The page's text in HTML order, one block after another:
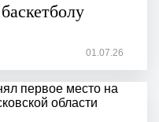
01.07.26